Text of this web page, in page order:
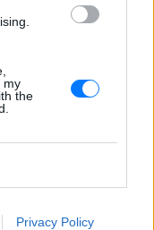
my
the
Privacy Policy